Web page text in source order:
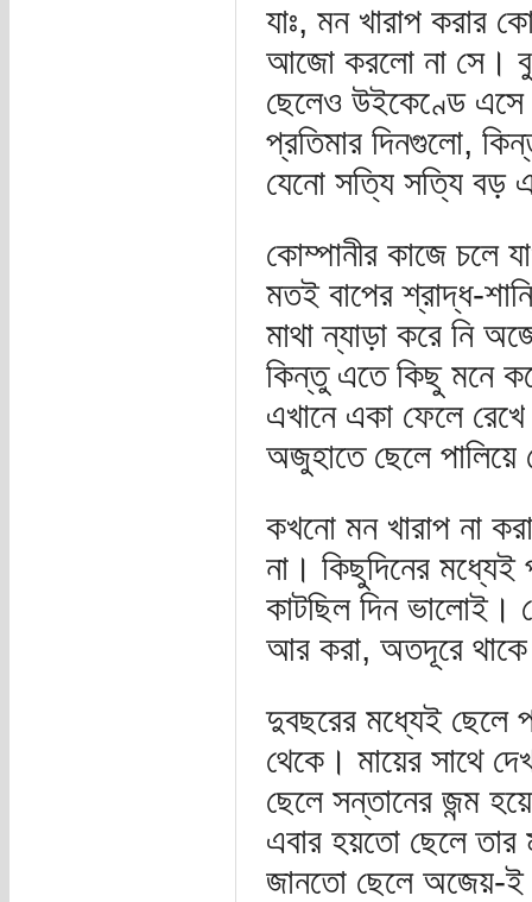
যাঃ, মন খারাপ করার
আজো করলো না সে।
ছেলেও উইকেণ্ডে এসে
প্রতিমার দিনগুলো,
যেনো সত্যি সত্যি বড়
কোম্পানীর কাজে চলে
মতই বাপের শ্রাদ্ধ-
মাথা ন্যাড়া করে নি
কিন্তু এতে কিছু মনে
এখানে একা ফেলে
অজুহাতে ছেলে
কখনো মন খারাপ না
না। কিছুদিনের
কাটছিল দিন ভালোই।
আর করা, অতদূরে
দুবছরের মধ্যেই ছেলে
থেকে। মায়ের সাথে
ছেলে সন্তানের জন্ম
এবার হয়তো ছেলে তার
জানতো ছেলে অজেয়-ই